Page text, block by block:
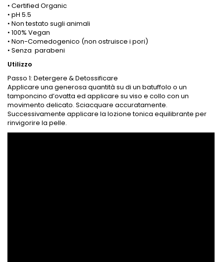
• Certified Organic
• pH 5.5
• Non testato sugli animali
• 100% Vegan
• Non-Comedogenico (non ostruisce i pori)
• Senza parabeni
Utilizzo
Passo 1: Detergere & Detossificare
Applicare una generosa quantità su di un batuffolo o un
tamponcino d’ovatta ed applicare su viso e collo con un
movimento delicato. Sciacquare accuratamente.
Successivamente applicare la lozione tonica equilibrante per
rinvigorire la pelle.